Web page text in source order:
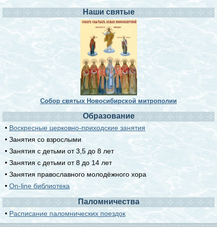
Наши святые
Собор святых Новосибирской митрополии
Образование
• Воскресные церковно-приходские занятия
• Занятия со взрослыми
• Занятия с детьми от 3,5 до 8 лет
• Занятия с детьми от 8 до 14 лет
• Занятия православного молодёжного хора
• On-line библиотека
Паломничества
• Расписание паломнических поездок